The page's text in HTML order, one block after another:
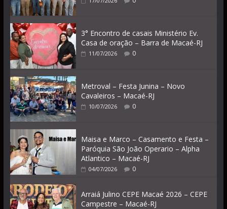
3° Encontro de casais Ministério Ev.
Casa de oração – Barra de Macaé-RJ
11/07/2026 0
Metroval – Festa Junina – Novo
Cavaleiros – Macaé-RJ
10/07/2026 0
Maisa e Marco – Casamento e Festa –
Paróquia São João Operario – Alpha
Atlantico – Macaé-RJ
04/07/2026 0
Arraiá Julino CEPE Macaé 2026 – CEPE
Campestre – Macaé-RJ